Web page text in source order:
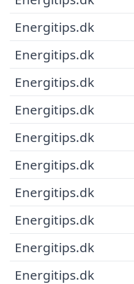
Energitips.dk
Energitips.dk
Energitips.dk
Energitips.dk
Energitips.dk
Energitips.dk
Energitips.dk
Energitips.dk
Energitips.dk
Energitips.dk